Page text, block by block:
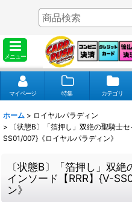
メニュー
マイページ 特集 カテゴリ
ホーム > ロイヤルパラディン
>
〔状態B〕「箔押し」双絶の聖騎士
SS01/007}《ロイヤルパラディン》
〔状態B〕「箔押し」双
インソード【RRR】{V-
ン》